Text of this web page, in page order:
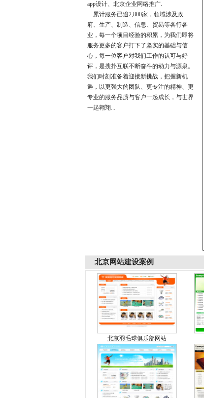
app设计、北京企业网络推广.
累计服务已逾2,800家，领域涉及政
府、生产、制造、信息、贸易等各行各
业，每一个项目经验的积累，为我们即将
服务更多的客户打下了坚实的基础与信
心，每一位客户对我们工作的认可与好
评，是搜扑互联不断奋斗的动力与源泉。
我们时刻准备着迎接新挑战，把握新机
遇，以更强大的团队、更专注的精神、更
专业的服务品质与客户一起成长，与世界
一起翱翔...
北京网站建设案例
北京羽毛球俱乐部网站